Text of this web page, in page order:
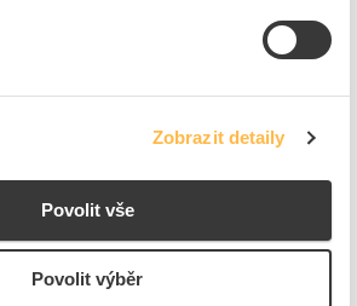
Zobrazit detaily
Povolit vše
Povolit výběr
Skříň BLOCK 4 632.4510-000
8001636031194